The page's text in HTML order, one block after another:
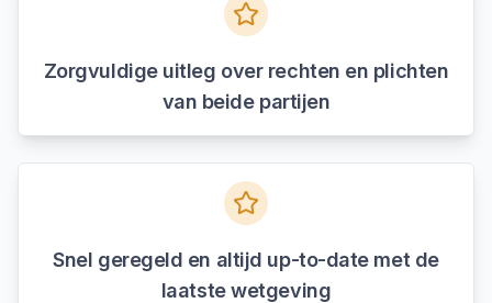
Zorgvuldige uitleg over rechten en plichten
van beide partijen
Snel geregeld en altijd up-to-date met de
laatste wetgeving